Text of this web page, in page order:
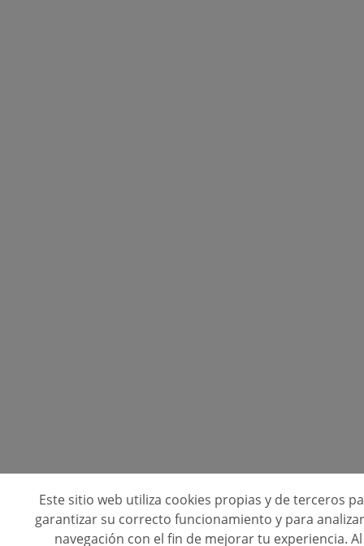
Este sitio web utiliza cookies propias y de terceros
garantizar su correcto funcionamiento y para
navegación con el fin de mejorar tu experiencia. Al